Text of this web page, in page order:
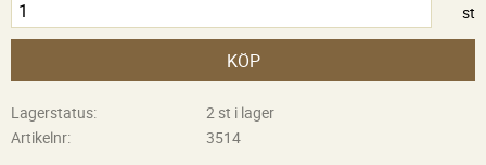
st
KÖP
Lagerstatus
2 st i lager
Artikelnr
3514